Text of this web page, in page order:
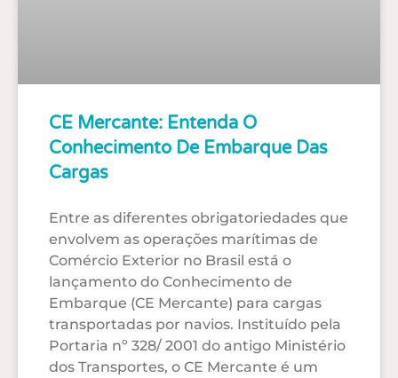
CE Mercante: Entenda O
Conhecimento De Embarque Das
Cargas
Entre as diferentes obrigatoriedades que
envolvem as operações marítimas de
Comércio Exterior no Brasil está o
lançamento do Conhecimento de
Embarque (CE Mercante) para cargas
transportadas por navios. Instituído pela
Portaria nº 328/ 2001 do antigo Ministério
dos Transportes, o CE Mercante é um